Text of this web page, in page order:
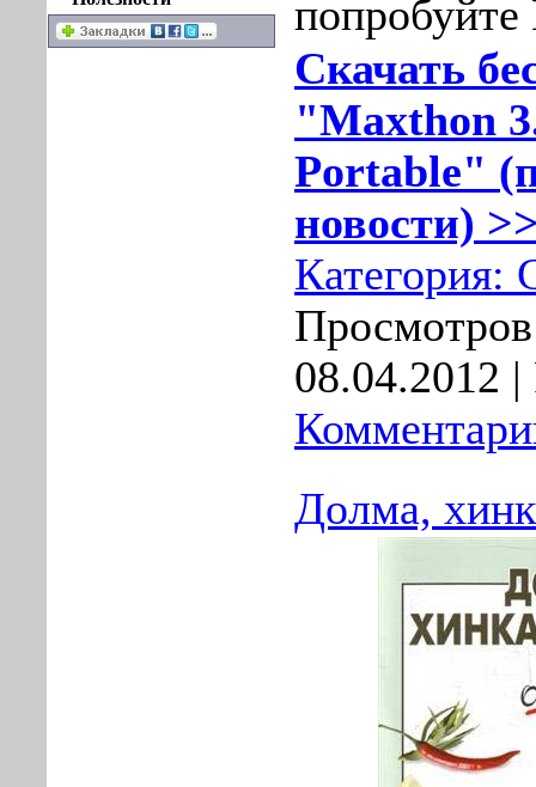
Скачать
"Maxthon
Portable"
новости)
Категория:
08.04.2012 |
Долма,